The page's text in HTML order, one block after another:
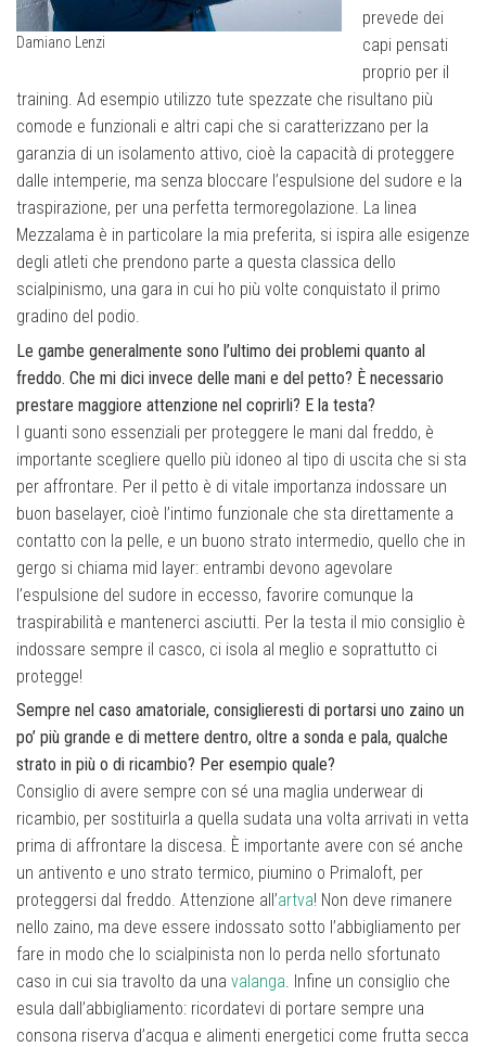
Damiano Lenzi
prevede dei
capi pensati
proprio per il
training. Ad esempio utilizzo tute spezzate che risultano più
comode e funzionali e altri capi che si caratterizzano per la
garanzia di un isolamento attivo, cioè la capacità di proteggere
dalle intemperie, ma senza bloccare l’espulsione del sudore e la
traspirazione, per una perfetta termoregolazione. La linea
Mezzalama è in particolare la mia preferita, si ispira alle esigenze
degli atleti che prendono parte a questa classica dello
scialpinismo, una gara in cui ho più volte conquistato il primo
gradino del podio.
Le gambe generalmente sono l’ultimo dei problemi quanto al
freddo. Che mi dici invece delle mani e del petto? È necessario
prestare maggiore attenzione nel coprirli? E la testa?
I guanti sono essenziali per proteggere le mani dal freddo, è
importante scegliere quello più idoneo al tipo di uscita che si sta
per affrontare. Per il petto è di vitale importanza indossare un
buon baselayer, cioè l’intimo funzionale che sta direttamente a
contatto con la pelle, e un buono strato intermedio, quello che in
gergo si chiama mid layer: entrambi devono agevolare
l’espulsione del sudore in eccesso, favorire comunque la
traspirabilità e mantenerci asciutti. Per la testa il mio consiglio è
indossare sempre il casco, ci isola al meglio e soprattutto ci
protegge!
Sempre nel caso amatoriale, consiglieresti di portarsi uno zaino un
po’ più grande e di mettere dentro, oltre a sonda e pala, qualche
strato in più o di ricambio? Per esempio quale?
Consiglio di avere sempre con sé una maglia underwear di
ricambio, per sostituirla a quella sudata una volta arrivati in vetta
prima di affrontare la discesa. È importante avere con sé anche
un antivento e uno strato termico, piumino o Primaloft, per
proteggersi dal freddo. Attenzione all’artva! Non deve rimanere
nello zaino, ma deve essere indossato sotto l’abbigliamento per
fare in modo che lo scialpinista non lo perda nello sfortunato
caso in cui sia travolto da una valanga. Infine un consiglio che
esula dall’abbigliamento: ricordatevi di portare sempre una
consona riserva d’acqua e alimenti energetici come frutta secca